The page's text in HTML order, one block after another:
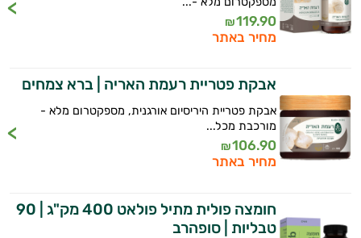
119.90
₪
מחיר באתר
אבקת פטריית רעמת האריה | ברא צמחים
אבקת פטריית היריסיום אורגנית, מספקטרום מלא -
מורכבת מכל...
106.90
₪
מחיר באתר
חומצה פולית מתיל פולאט 400 מק"ג | 90
טבליות | סופהרב
המטרה שלי היא להתאים עבורך המלצות
אישיות מבוססות מדעית.